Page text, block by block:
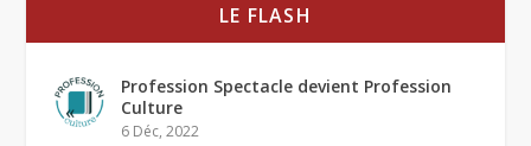
LE FLASH
Profession Spectacle devient Profession
Culture
6 Déc, 2022